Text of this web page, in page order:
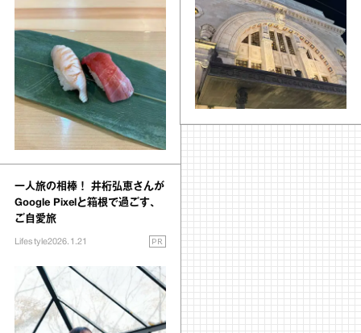
一人旅の相棒！ 井桁弘恵さんが
Google Pixelと箱根で過ごす、
ご自愛旅
Lifestyle2026.1.21 PR